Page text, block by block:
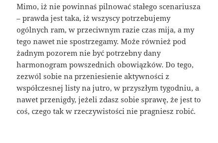
Mimo, iż nie powinnaś pilnować stałego scenariusza
– prawda jest taka, iż wszyscy potrzebujemy
ogólnych ram, w przeciwnym razie czas mija, a my
tego nawet nie spostrzegamy. Może również pod
żadnym pozorem nie być potrzebny dany
harmonogram powszednich obowiązków. Do tego,
zezwól sobie na przeniesienie aktywności z
współczesnej listy na jutro, w przyszłym tygodniu, a
nawet przenigdy, jeżeli zdasz sobie sprawę, że jest to
coś, czego tak w rzeczywistości nie pragniesz robić.